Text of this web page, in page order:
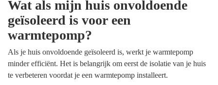
Wat als mijn huis onvoldoende
geïsoleerd is voor een
warmtepomp?
Als je huis onvoldoende geïsoleerd is, werkt je warmtepomp
minder efficiënt. Het is belangrijk om eerst de isolatie van je huis
te verbeteren voordat je een warmtepomp installeert.